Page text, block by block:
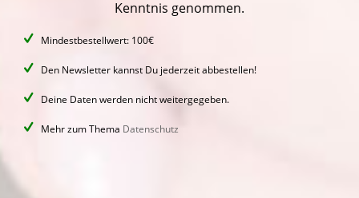
Kenntnis genommen.
Mindestbestellwert: 100€
Den Newsletter kannst Du jederzeit abbestellen!
Deine Daten werden nicht weitergegeben.
Mehr zum Thema Datenschutz